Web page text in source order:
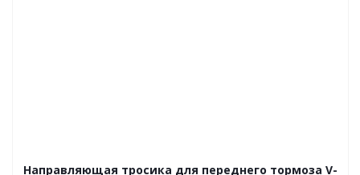
Направляющая тросика для переднего тормоза V-